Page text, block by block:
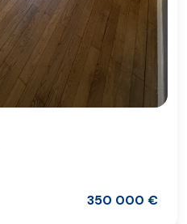
350 000 €